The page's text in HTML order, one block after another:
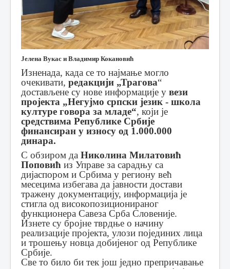
Јелена Вукас и Владимир Кокановић
Изненада, када се то најмање могло
очекивати, редакцији „Трагова“
достављене су нове информације у вези
пројекта „Негујмо српски језик - школа
културе говора за младе“, који је
средствима Републике Србије
финансиран у износу од 1.000.000
динара.
С обзиром да Николина Милатовић
Поповић из Управе за сарадњу са
дијаспором и Србима у региону већ
месецима избегава да јавности достави
тражену документацију, информација је
стигла од високопозиционираног
функционера Савеза Срба Словеније.
Изнете су бројне тврдње о начину
реализације пројекта, улози појединих лица
и трошењу новца добијеног од Републике
Србије.
Све то било би тек још једно препричавање